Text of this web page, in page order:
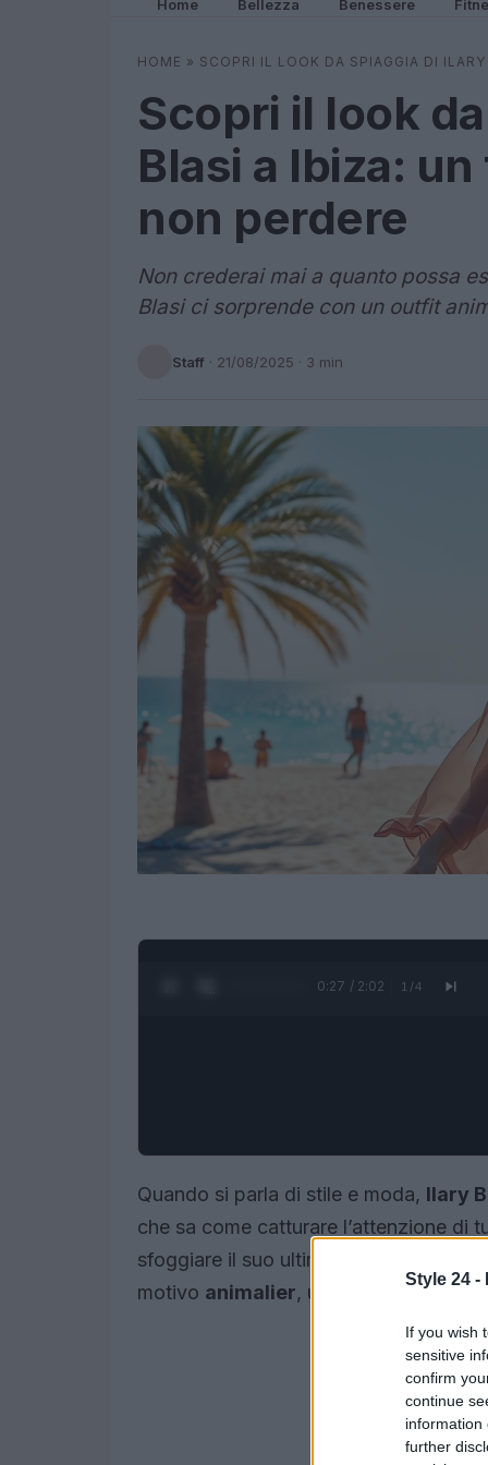
Style 24 -
If you wish
sensitive
confirm
continue
information
further
Home Bellezza Benessere
HOME » SCOPRI IL LOOK DA SPIAGGIA DI
Scopri il look
Blasi a Ibiza:
non perdere
Non crederai mai a quanto possa
Blasi ci sorprende con un outfit
Staff · 21/08/2025 · 3 min
0:28 / 2:02 1 /4
Quando si parla di stile e moda, Ilary
che sa come catturare l’attenzione di
sfoggiare il suo ultimo look da
motivo animalier, un trend che non